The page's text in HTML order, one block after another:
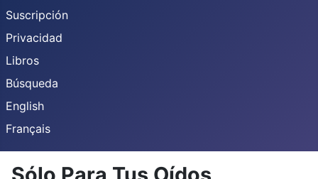
Suscripción
Privacidad
Libros
Búsqueda
English
Français